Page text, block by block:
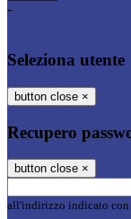
-
Seleziona utente
button close ×
Recupero
button close ×
all'indirizzo indicato con